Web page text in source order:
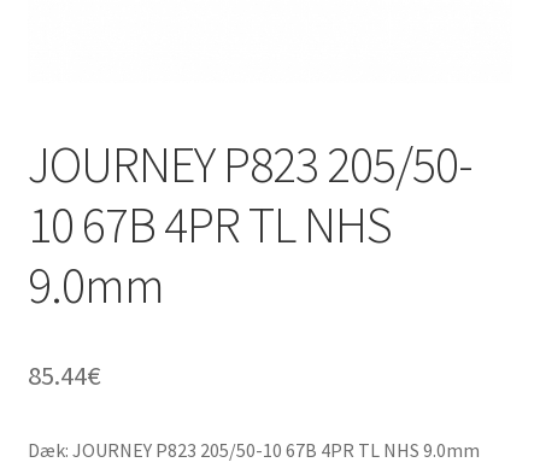
JOURNEY P823 205/50-
10 67B 4PR TL NHS
9.0mm
85.44€
Dæk: JOURNEY P823 205/50-10 67B 4PR TL NHS 9.0mm